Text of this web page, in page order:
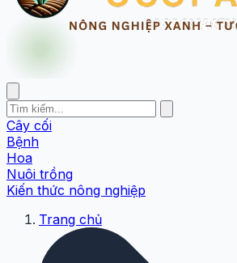
Cây cối
Bệnh
Hoa
Nuôi trồng
Kiến thức nông nghiệp
Trang chủ